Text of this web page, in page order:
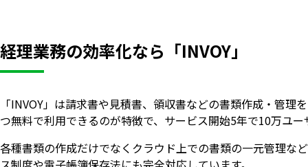
経理業務の効率化なら「INVOY」
「INVOY」は請求書や見積書、領収書などの書類作成・管
つ無料で利用できるのが特徴で、サービス開始5年で10万ユ
各種書類の作成だけでなくクラウド上での書類の一元管理な